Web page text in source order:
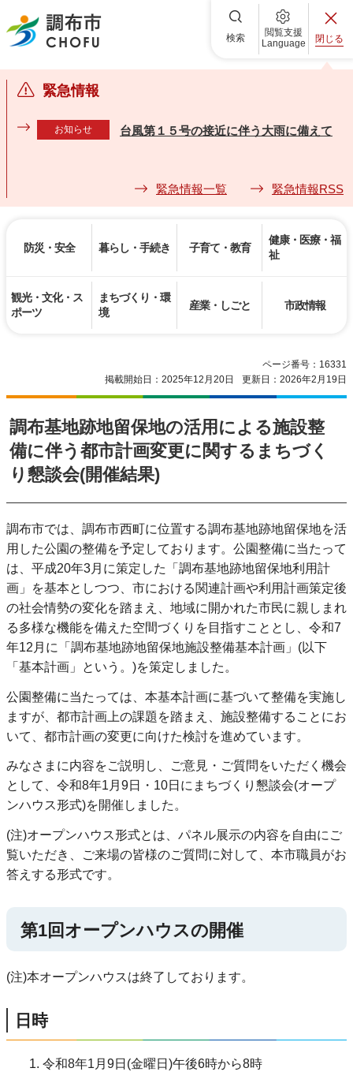
調布市 検索
閲覧支援
Language
閉じる
緊急情報
お知らせ 台風第１５号の接近に伴う大雨に備えて
緊急情報一覧 緊急情報RSS
防災・安全 暮らし・手続き 子育て・教育
健康・医療・福
祉
観光・文化・ス
ポーツ
まちづくり・環
境
産業・しごと 市政情報
ページ番号：16331
掲載開始日：2025年12月20日
更新日：2026年2月19日
調布基地跡地留保地の活用による施設整
備に伴う都市計画変更に関するまちづく
り懇談会(開催結果)
調布市では、調布市西町に位置する調布基地跡地留保地を活
用した公園の整備を予定しております。公園整備に当たって
は、平成20年3月に策定した「調布基地跡地留保地利用計
画」を基本としつつ、市における関連計画や利用計画策定後
の社会情勢の変化を踏まえ、地域に開かれた市民に親しまれ
る多様な機能を備えた空間づくりを目指すこととし、令和7
年12月に「調布基地跡地留保地施設整備基本計画」(以下
「基本計画」という。)を策定しました。
公園整備に当たっては、本基本計画に基づいて整備を実施し
ますが、都市計画上の課題を踏まえ、施設整備することにお
いて、都市計画の変更に向けた検討を進めています。
みなさまに内容をご説明し、ご意見・ご質問をいただく機会
として、令和8年1月9日・10日にまちづくり懇談会(オープ
ンハウス形式)を開催しました。
(注)オープンハウス形式とは、パネル展示の内容を自由にご
覧いただき、ご来場の皆様のご質問に対して、本市職員がお
答えする形式です。
第1回オープンハウスの開催
(注)本オープンハウスは終了しております。
日時
令和8年1月9日(金曜日)午後6時から8時